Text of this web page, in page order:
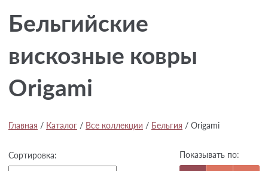
Бельгийские
вискозные ковры
Origami
Главная / Каталог / Все коллекции / Бельгия / Origami
Сортировка: Показывать по: